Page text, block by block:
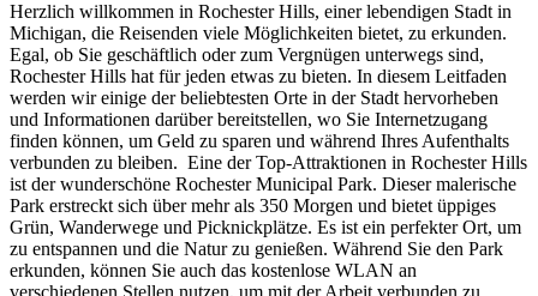
Herzlich willkommen in Rochester Hills, einer lebendigen Stadt in
Michigan, die Reisenden viele Möglichkeiten bietet, zu erkunden.
Egal, ob Sie geschäftlich oder zum Vergnügen unterwegs sind,
Rochester Hills hat für jeden etwas zu bieten. In diesem Leitfaden
werden wir einige der beliebtesten Orte in der Stadt hervorheben
und Informationen darüber bereitstellen, wo Sie Internetzugang
finden können, um Geld zu sparen und während Ihres Aufenthalts
verbunden zu bleiben. Eine der Top-Attraktionen in Rochester Hills
ist der wunderschöne Rochester Municipal Park. Dieser malerische
Park erstreckt sich über mehr als 350 Morgen und bietet üppiges
Grün, Wanderwege und Picknickplätze. Es ist ein perfekter Ort, um
zu entspannen und die Natur zu genießen. Während Sie den Park
erkunden, können Sie auch das kostenlose WLAN an